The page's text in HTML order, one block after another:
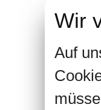
Wir
Auf